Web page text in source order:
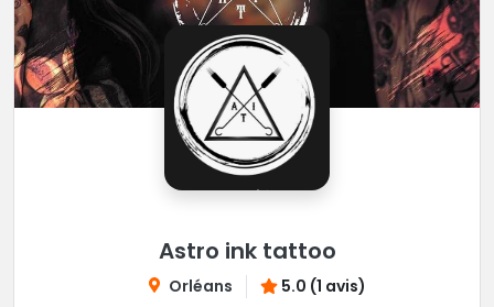
Astro ink tattoo
Orléans 5.0 (1 avis)